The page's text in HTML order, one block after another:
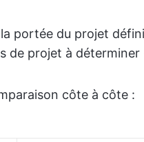
la portée du projet
de projet à
côte à côte :